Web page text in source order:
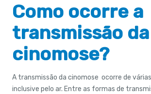
Como ocorre a
transmissão da
cinomose?
A transmissão da cinomose ocorre de
inclusive pelo ar. Entre as formas de